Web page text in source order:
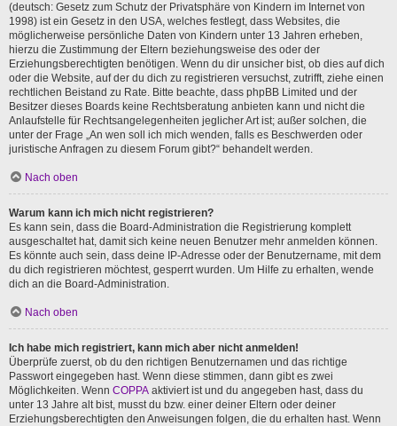
(deutsch: Gesetz zum Schutz der Privatsphäre von Kindern im Internet von
1998) ist ein Gesetz in den USA, welches festlegt, dass Websites, die
möglicherweise persönliche Daten von Kindern unter 13 Jahren erheben,
hierzu die Zustimmung der Eltern beziehungsweise des oder der
Erziehungsberechtigten benötigen. Wenn du dir unsicher bist, ob dies auf dich
oder die Website, auf der du dich zu registrieren versuchst, zutrifft, ziehe einen
rechtlichen Beistand zu Rate. Bitte beachte, dass phpBB Limited und der
Besitzer dieses Boards keine Rechtsberatung anbieten kann und nicht die
Anlaufstelle für Rechtsangelegenheiten jeglicher Art ist; außer solchen, die
unter der Frage „An wen soll ich mich wenden, falls es Beschwerden oder
juristische Anfragen zu diesem Forum gibt?“ behandelt werden.
Nach oben
Warum kann ich mich nicht registrieren?
Es kann sein, dass die Board-Administration die Registrierung komplett
ausgeschaltet hat, damit sich keine neuen Benutzer mehr anmelden können.
Es könnte auch sein, dass deine IP-Adresse oder der Benutzername, mit dem
du dich registrieren möchtest, gesperrt wurden. Um Hilfe zu erhalten, wende
dich an die Board-Administration.
Nach oben
Ich habe mich registriert, kann mich aber nicht anmelden!
Überprüfe zuerst, ob du den richtigen Benutzernamen und das richtige
Passwort eingegeben hast. Wenn diese stimmen, dann gibt es zwei
Möglichkeiten. Wenn COPPA aktiviert ist und du angegeben hast, dass du
unter 13 Jahre alt bist, musst du bzw. einer deiner Eltern oder deiner
Erziehungsberechtigten den Anweisungen folgen, die du erhalten hast. Wenn